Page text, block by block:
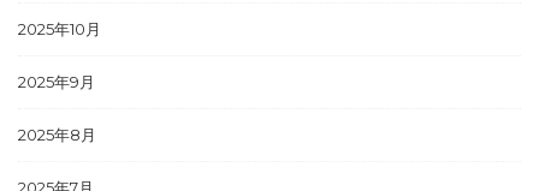
2025年10月
2025年9月
2025年8月